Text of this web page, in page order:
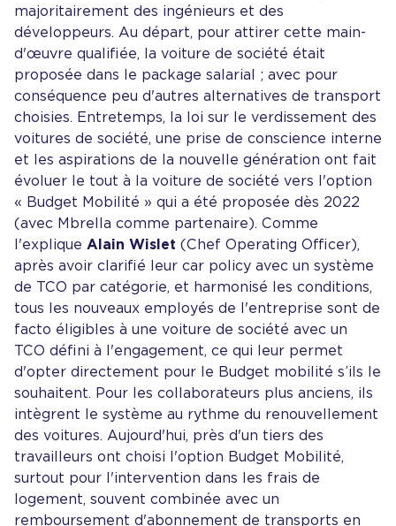
majoritairement des ingénieurs et des
développeurs. Au départ, pour attirer cette main-
d'œuvre qualifiée, la voiture de société était
proposée dans le package salarial ; avec pour
conséquence peu d'autres alternatives de transport
choisies. Entretemps, la loi sur le verdissement des
voitures de société, une prise de conscience interne
et les aspirations de la nouvelle génération ont fait
évoluer le tout à la voiture de société vers l'option
« Budget Mobilité » qui a été proposée dès 2022
(avec Mbrella comme partenaire). Comme
l'explique Alain Wislet (Chef Operating Officer),
après avoir clarifié leur car policy avec un système
de TCO par catégorie, et harmonisé les conditions,
tous les nouveaux employés de l'entreprise sont de
facto éligibles à une voiture de société avec un
TCO défini à l'engagement, ce qui leur permet
d'opter directement pour le Budget mobilité s’ils le
souhaitent. Pour les collaborateurs plus anciens, ils
intègrent le système au rythme du renouvellement
des voitures. Aujourd'hui, près d'un tiers des
travailleurs ont choisi l'option Budget Mobilité,
surtout pour l'intervention dans les frais de
logement, souvent combinée avec un
remboursement d'abonnement de transports en